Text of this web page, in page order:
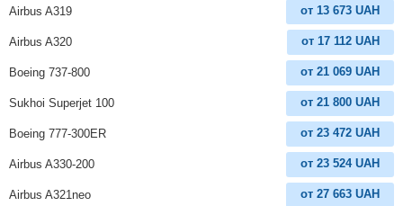
Airbus A319 от 13 673 UAH
Airbus A320 от 17 112 UAH
Boeing 737-800 от 21 069 UAH
Sukhoi Superjet 100 от 21 800 UAH
Boeing 777-300ER от 23 472 UAH
Airbus A330-200 от 23 524 UAH
Airbus A321neo от 27 663 UAH